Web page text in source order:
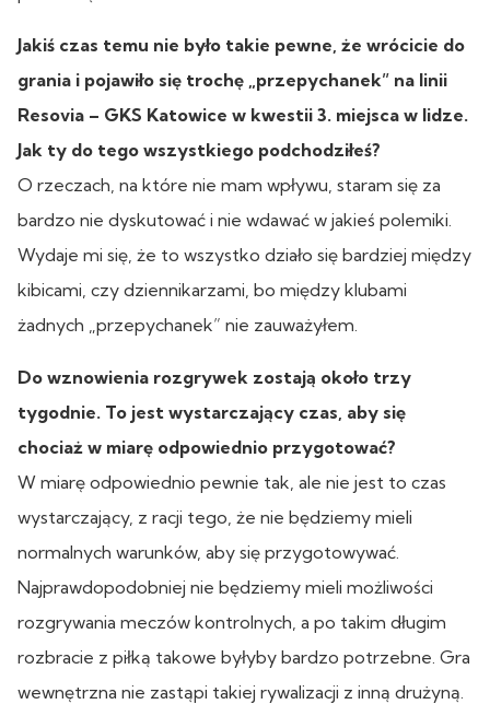
Jakiś czas temu nie było takie pewne, że wrócicie do
grania i pojawiło się trochę „przepychanek” na linii
Resovia – GKS Katowice w kwestii 3. miejsca w lidze.
Jak ty do tego wszystkiego podchodziłeś?
O rzeczach, na które nie mam wpływu, staram się za
bardzo nie dyskutować i nie wdawać w jakieś polemiki.
Wydaje mi się, że to wszystko działo się bardziej między
kibicami, czy dziennikarzami, bo między klubami
żadnych „przepychanek” nie zauważyłem.
Do wznowienia rozgrywek zostają około trzy
tygodnie. To jest wystarczający czas, aby się
chociaż w miarę odpowiednio przygotować?
W miarę odpowiednio pewnie tak, ale nie jest to czas
wystarczający, z racji tego, że nie będziemy mieli
normalnych warunków, aby się przygotowywać.
Najprawdopodobniej nie będziemy mieli możliwości
rozgrywania meczów kontrolnych, a po takim długim
rozbracie z piłką takowe byłyby bardzo potrzebne. Gra
wewnętrzna nie zastąpi takiej rywalizacji z inną drużyną.